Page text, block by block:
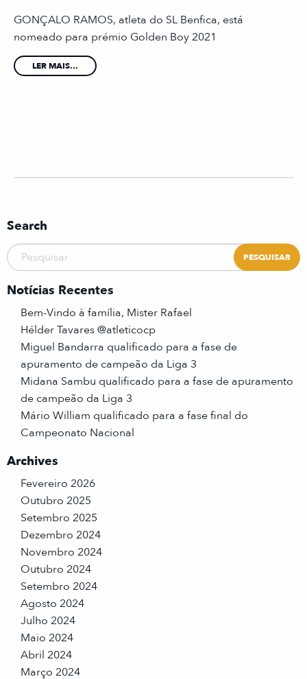
GONÇALO RAMOS, atleta do SL Benfica, está
nomeado para prémio Golden Boy 2021
LER MAIS...
Search
Notícias Recentes
Bem-Vindo à família, Mister Rafael
Hélder Tavares @atleticocp
Miguel Bandarra qualificado para a fase de
apuramento de campeão da Liga 3
Midana Sambu qualificado para a fase de apuramento
de campeão da Liga 3
Mário William qualificado para a fase final do
Campeonato Nacional
Archives
Fevereiro 2026
Outubro 2025
Setembro 2025
Dezembro 2024
Novembro 2024
Outubro 2024
Setembro 2024
Agosto 2024
Julho 2024
Maio 2024
Abril 2024
Março 2024